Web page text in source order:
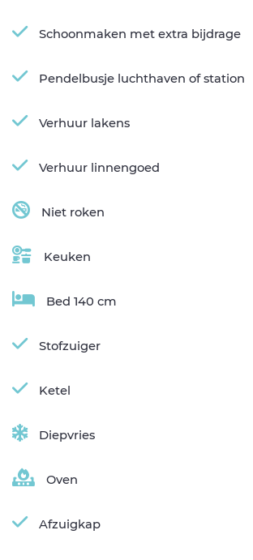
Schoonmaken met extra bijdrage
Pendelbusje luchthaven of station
Verhuur lakens
Verhuur linnengoed
Niet roken
Keuken
Bed 140 cm
Stofzuiger
Ketel
Diepvries
Oven
Afzuigkap